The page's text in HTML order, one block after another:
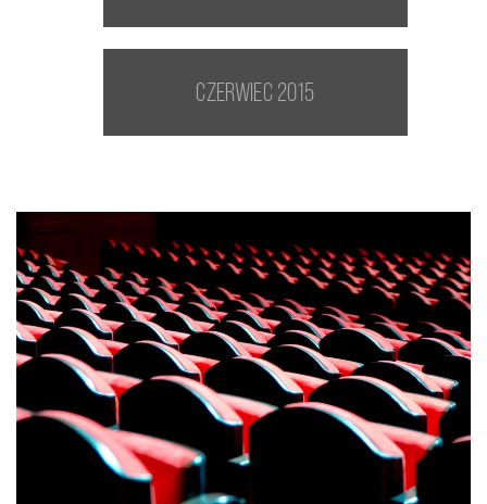
czerwiec 2015